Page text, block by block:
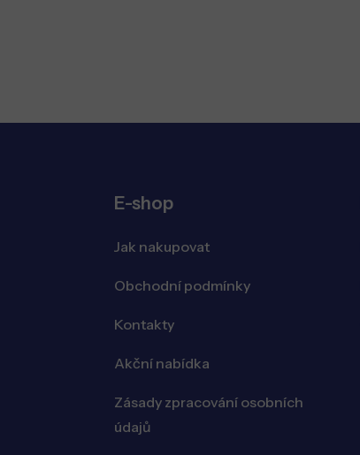
E-shop
Jak nakupovat
Obchodní podmínky
Kontakty
Akční nabídka
Zásady zpracování osobních
údajů